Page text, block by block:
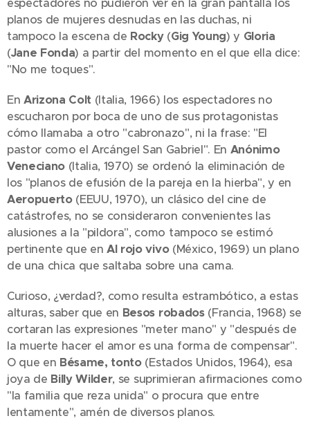
espectadores no pudieron ver en la gran pantalla los
planos de mujeres desnudas en las duchas, ni
tampoco la escena de Rocky(Gig Young) y Gloria
(Jane Fonda) a partir del momento en el que ella dice:
"No me toques".
EnArizona Colt (Italia, 1966) los espectadores no
escucharon por boca de uno de sus protagonistas
cómo llamaba a otro "cabronazo", ni la frase: "El
pastor como el Arcángel San Gabriel". En Anónimo
Veneciano (Italia, 1970) se ordenó la eliminación de
los "planos de efusión de la pareja en la hierba", y en
Aeropuerto(EEUU, 1970), un clásico del cine de
catástrofes, no se consideraron convenientes las
alusiones a la "pildora", como tampoco se estimó
pertinente que en Al rojo vivo (México, 1969) un plano
de una chica que saltaba sobre una cama.
Curioso, ¿verdad?, como resulta estrambótico, a estas
alturas, saber que en Besos robados(Francia, 1968) se
cortaran las expresiones "meter mano" y "después de
la muerte hacer el amor es una forma de compensar".
O que en Bésame, tonto(Estados Unidos, 1964), esa
joya de Billy Wilder, se suprimieran afirmaciones como
"la familia que reza unida" o procura que entre
lentamente", amén de diversos planos.